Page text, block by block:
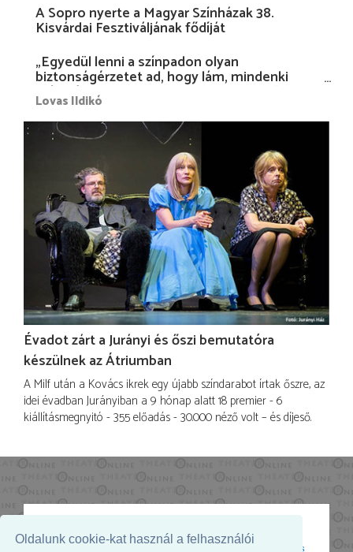
Oldalunk cookie-kat használ a felhasználói
A Sopro nyerte a Magyar Színházak 38.
Kisvárdai Fesztiváljának fődíját
„Egyedül lenni a színpadon olyan
biztonságérzetet ad, hogy lám, mindenki
más nélkül is megvagyok magammal…”
Lovas Ildikó
Évadot zárt a Jurányi és őszi bemutatóra
készülnek az Átriumban
A Milf után a Kovács ikrek egy újabb színdarabot írtak őszre, az
idei évadban Jurányiban a 9 hónap alatt 18 premier - 6
kiállításmegnyitó - 355 előadás - 30.000 néző volt – és díjeső.